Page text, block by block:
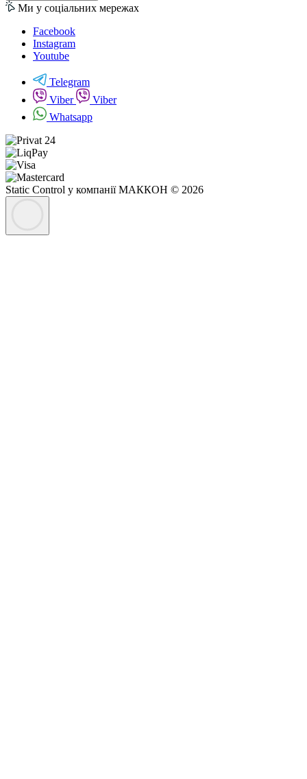
Ми у соціальних мережах
Facebook
Instagram
Youtube
Telegram
Viber
Viber
Whatsapp
Static Control у компанії МАККОН © 2026